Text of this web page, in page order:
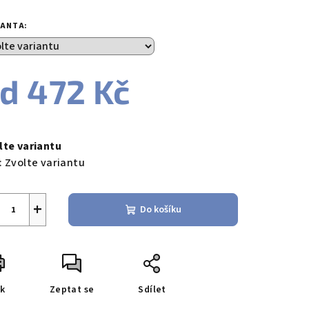
472 Kč
variantu
Zvolte variantu
+ Do košíku
Zeptat se Sdílet